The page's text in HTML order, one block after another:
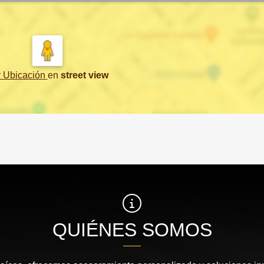
Ubicación en street view
QUIÉNES SOMOS